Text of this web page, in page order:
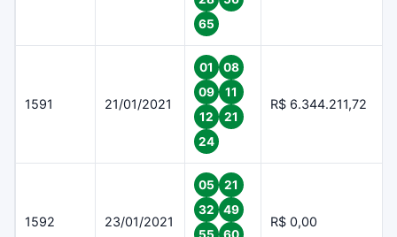
65
1591 21/01/2021
01
08
09
11
12
21
24
R$ 6.344.211,72
1592 23/01/2021
05
21
32
49
R$ 0,00